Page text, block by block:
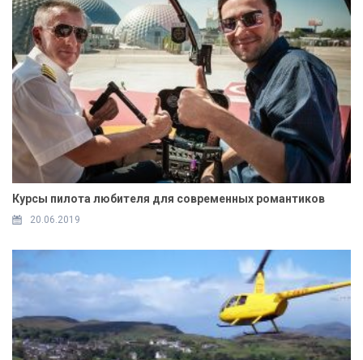
Курсы пилота любителя для современных романтиков
20.06.2019